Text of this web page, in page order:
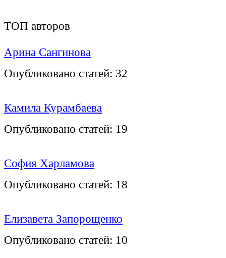
ТОП авторов
Арина Сангинова
Опубликовано статей: 32
Камила Курамбаева
Опубликовано статей: 19
София Харламова
Опубликовано статей: 18
Елизавета Запорощенко
Опубликовано статей: 10